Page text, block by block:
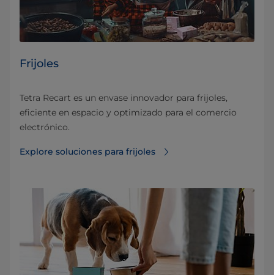
Frijoles
Tetra Recart es un envase innovador para frijoles,
eficiente en espacio y optimizado para el comercio
electrónico.
Explore soluciones para frijoles